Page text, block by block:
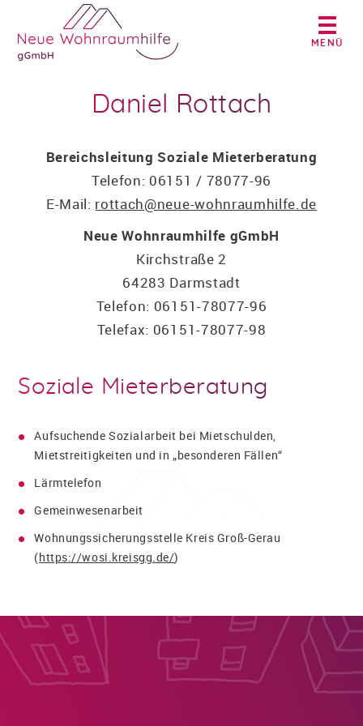
MENÜ
Daniel Rottach
Bereichsleitung Soziale Mieterberatung
Telefon: 06151 / 78077-96
E-Mail: rottach@neue-wohnraumhilfe.de
Neue Wohnraumhilfe gGmbH
Kirchstraße 2
64283 Darmstadt
Telefon: 06151-78077-96
Telefax: 06151-78077-98
Soziale Mieterberatung
Aufsuchende Sozialarbeit bei Mietschulden,
Mietstreitigkeiten und in „besonderen Fällen“
Lärmtelefon
Gemeinwesenarbeit
Wohnungssicherungsstelle Kreis Groß-Gerau
(https://wosi.kreisgg.de/)